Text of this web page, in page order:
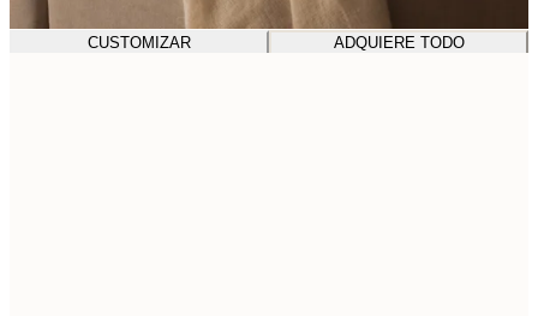
CUSTOMIZAR ADQUIERE TODO